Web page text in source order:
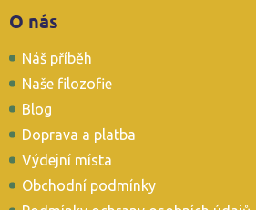
O nás
Náš příběh
Naše filozofie
Blog
Doprava a platba
Výdejní místa
Obchodní podmínky